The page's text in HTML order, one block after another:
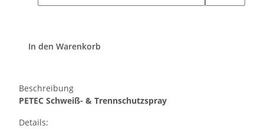
In den Warenkorb
Beschreibung
PETEC Schweiß- & Trennschutzspray
Details: